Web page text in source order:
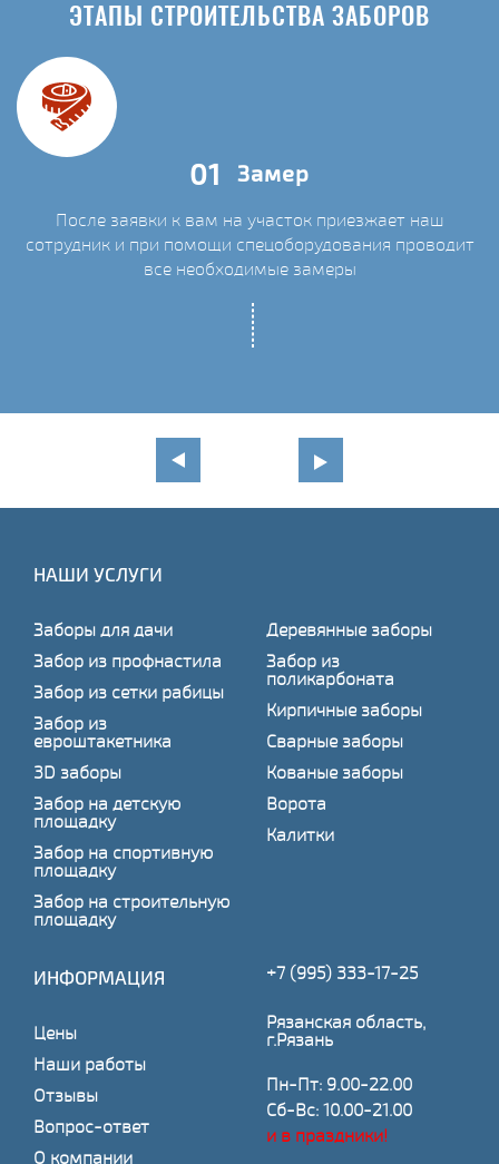
ЭТАПЫ СТРОИТЕЛЬСТВА ЗАБОРОВ
01 Замер
После заявки к вам на участок приезжает наш
сотрудник и при помощи спецоборудования проводит
все необходимые замеры
НАШИ УСЛУГИ
Заборы для дачи
Забор из профнастила
Забор из сетки рабицы
Забор из
евроштакетника
3D заборы
Забор на детскую
площадку
Забор на спортивную
площадку
Забор на строительную
площадку
Деревянные заборы
Забор из
поликарбоната
Кирпичные заборы
Сварные заборы
Кованые заборы
Ворота
Калитки
ИНФОРМАЦИЯ
Цены
Наши работы
Отзывы
Вопрос-ответ
О компании
+7 (995) 333-17-25
Рязанская область,
г.Рязань
Пн-Пт: 9.00-22.00
Сб-Вс: 10.00-21.00
и в праздники!